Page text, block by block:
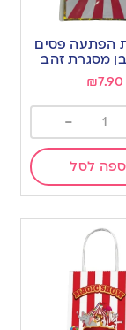
הפתעה פסים
מסגרת זהב
₪7.90
-
לסל